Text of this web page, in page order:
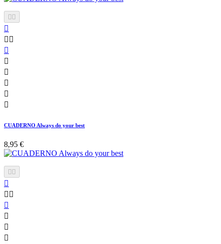


 






CUADERNO Always do your best
8,95 €
 

 



